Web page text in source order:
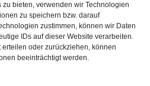
bieten, verwenden wir Technologien
zu speichern bzw. darauf
zustimmen, können wir Daten
IDs auf dieser Website verarbeiten.
oder zurückziehen, können
beeinträchtigt werden.
Düsseldorfer
der Welt
Eisbahn der Welt? In Düsseldorf,
„Premier…